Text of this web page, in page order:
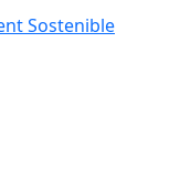
Sostenible